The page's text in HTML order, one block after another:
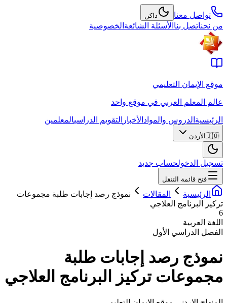
تواصل معنا داكن
من نحناتصل بنا الأسئلة الشائعة الخصوصية
موقع الإيمان التعليمي
عالم المعلم العربي في موقع واحد
الرئيسية الدروس والمواد الأخبار التقويم الدراسيالمعلمين
🇯🇴 الأردن
تسجيل الدخولحساب جديد
فتح قائمة التنقل
الرئيسية المقالات
نموذج رصد إجابات طلبة مجموعات
تركيز البرنامج العلاجي
6
اللغة العربية
الفصل الدراسي الأول
نموذج رصد إجابات طلبة
مجموعات تركيز البرنامج العلاجي